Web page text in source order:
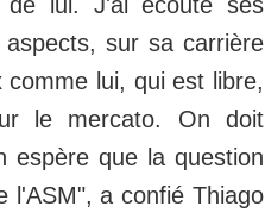
sur sa carrière
lui, qui est libre,
le mercato. On doit
espère que la question
l'ASM", a confié Thiago